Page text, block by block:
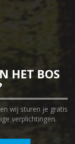
HET BOS
wij sturen je gratis
verplichtingen.